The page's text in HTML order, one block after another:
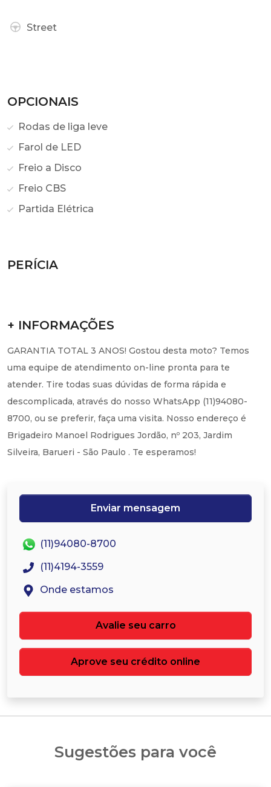
Street
OPCIONAIS
Rodas de liga leve
Farol de LED
Freio a Disco
Freio CBS
Partida Elétrica
PERÍCIA
+ INFORMAÇÕES
GARANTIA TOTAL 3 ANOS! Gostou desta moto? Temos
uma equipe de atendimento on-line pronta para te
atender. Tire todas suas dúvidas de forma rápida e
descomplicada, através do nosso WhatsApp (11)94080-
8700, ou se preferir, faça uma visita. Nosso endereço é
Brigadeiro Manoel Rodrigues Jordão, nº 203, Jardim
Silveira, Barueri - São Paulo . Te esperamos!
Enviar mensagem
(11)94080-8700
(11)4194-3559
Onde estamos
Avalie seu carro
Aprove seu crédito online
Sugestões para você